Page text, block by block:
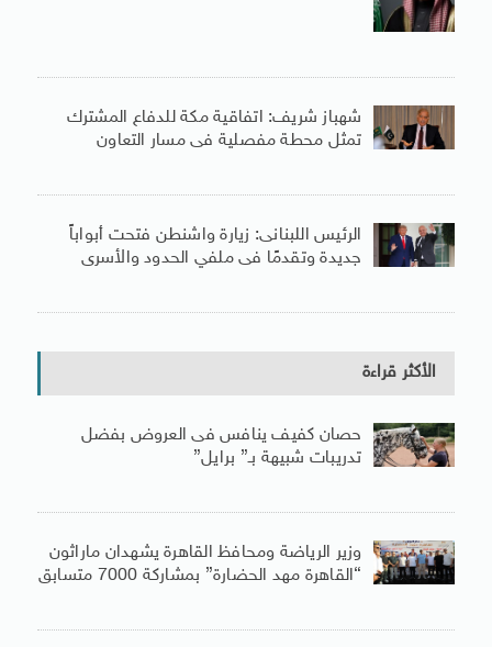
شهباز شريف: اتفاقية مكة للدفاع المشترك
تمثل محطة مفصلية فى مسار التعاون
الرئيس اللبنانى: زيارة واشنطن فتحت أبواباً
جديدة وتقدمًا فى ملفي الحدود والأسرى
الأكثر قراءة
حصان كفيف ينافس فى العروض بفضل
تدريبات شبيهة بـ” برايل”
وزير الرياضة ومحافظ القاهرة يشهدان ماراثون
“القاهرة مهد الحضارة” بمشاركة 7000 متسابق